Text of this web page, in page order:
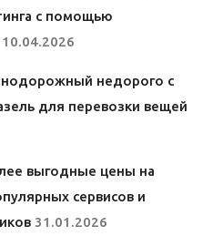
с помощью
10.04.2026
недорого с
для перевозки вещей
выгодные цены на
сервисов и
31.01.2026